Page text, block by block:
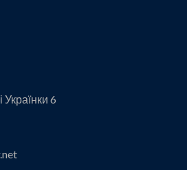
Українки 6